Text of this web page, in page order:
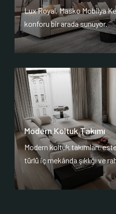
Lux Royal, Masko Mobilya
konforu bir arada sunuyor.
Modern Koltuk Takımı
Modern koltuk takımları,
türlü iç mekânda şıklığı ve